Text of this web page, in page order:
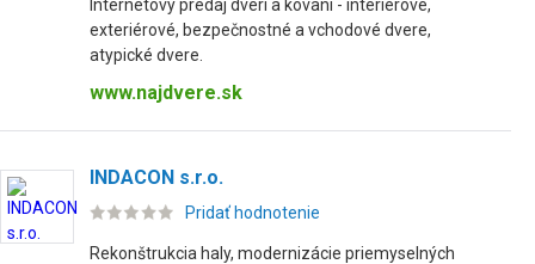
Internetový predaj dverí a kovaní - interiérové,
exteriérové, bezpečnostné a vchodové dvere,
atypické dvere.
www.najdvere.sk
INDACON s.r.o.
Pridať hodnotenie
Rekonštrukcia haly, modernizácie priemyselných